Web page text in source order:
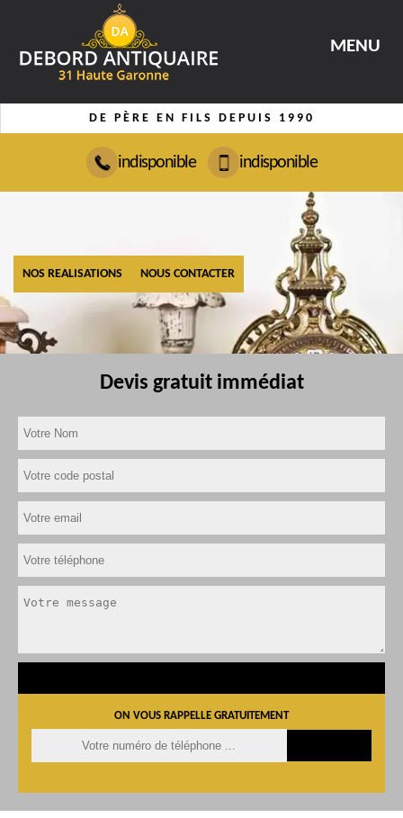
MENU
DE PÈRE EN FILS DEPUIS 1990
indisponible indisponible
NOS REALISATIONS NOUS CONTACTER
Devis gratuit immédiat
ON VOUS RAPPELLE GRATUITEMENT